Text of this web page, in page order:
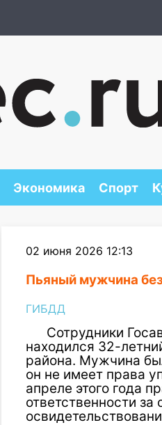
Экономика Спорт
02 июня 2026 12:13
Пьяный мужчина
ГИБДД
Сотрудники
находился 32-
района. Мужчина
он не имеет права
апреле этого года
ответственности